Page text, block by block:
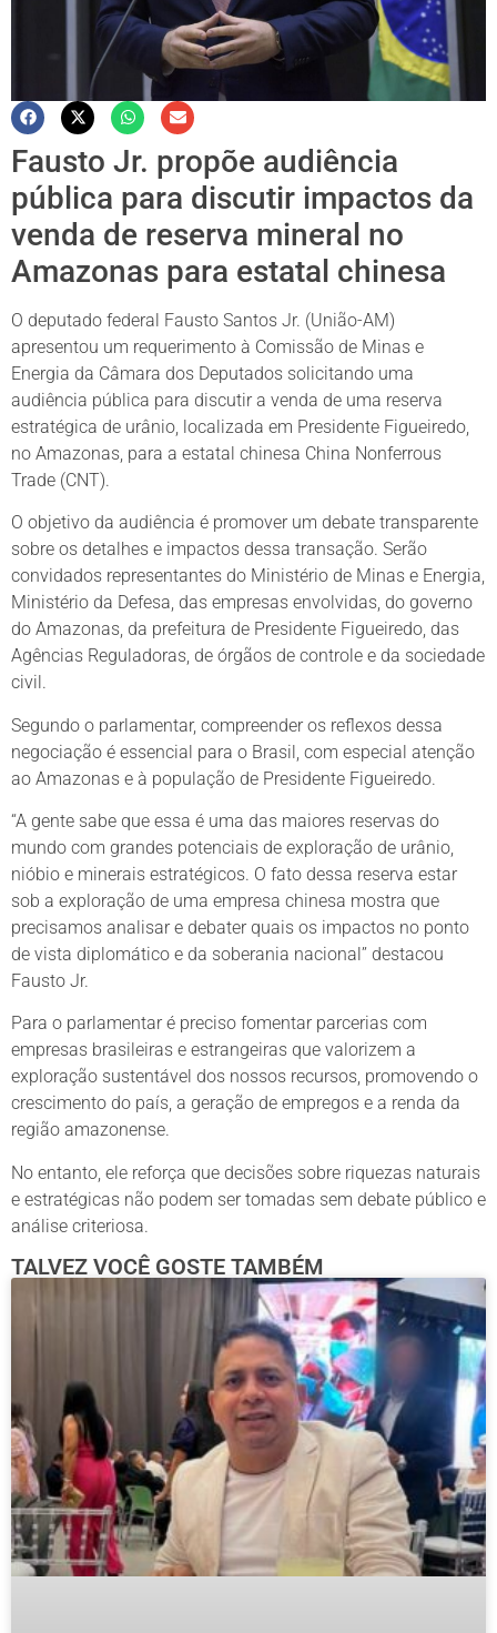
Fausto Jr. propõe audiência
pública para discutir impactos da
venda de reserva mineral no
Amazonas para estatal chinesa
O deputado federal Fausto Santos Jr. (União-AM)
apresentou um requerimento à Comissão de Minas e
Energia da Câmara dos Deputados solicitando uma
audiência pública para discutir a venda de uma reserva
estratégica de urânio, localizada em Presidente Figueiredo,
no Amazonas, para a estatal chinesa China Nonferrous
Trade (CNT).
O objetivo da audiência é promover um debate transparente
sobre os detalhes e impactos dessa transação. Serão
convidados representantes do Ministério de Minas e Energia,
Ministério da Defesa, das empresas envolvidas, do governo
do Amazonas, da prefeitura de Presidente Figueiredo, das
Agências Reguladoras, de órgãos de controle e da sociedade
civil.
Segundo o parlamentar, compreender os reflexos dessa
negociação é essencial para o Brasil, com especial atenção
ao Amazonas e à população de Presidente Figueiredo.
“A gente sabe que essa é uma das maiores reservas do
mundo com grandes potenciais de exploração de urânio,
nióbio e minerais estratégicos. O fato dessa reserva estar
sob a exploração de uma empresa chinesa mostra que
precisamos analisar e debater quais os impactos no ponto
de vista diplomático e da soberania nacional’’ destacou
Fausto Jr.
Para o parlamentar é preciso fomentar parcerias com
empresas brasileiras e estrangeiras que valorizem a
exploração sustentável dos nossos recursos, promovendo o
crescimento do país, a geração de empregos e a renda da
região amazonense.
No entanto, ele reforça que decisões sobre riquezas naturais
e estratégicas não podem ser tomadas sem debate público e
análise criteriosa.
TALVEZ VOCÊ GOSTE TAMBÉM